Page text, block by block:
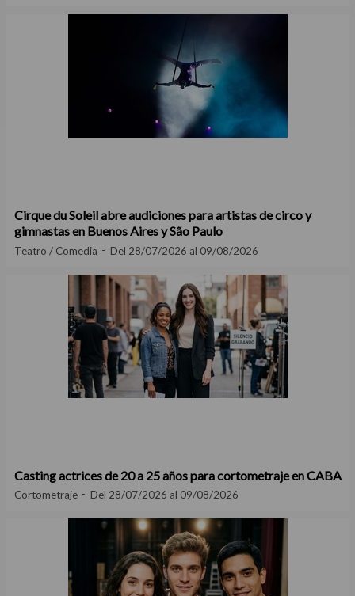
Cirque du Soleil abre audiciones para artistas de circo y
gimnastas en Buenos Aires y São Paulo
Teatro / Comedia Del 28/07/2026 al 09/08/2026
Casting actrices de 20 a 25 años para cortometraje en CABA
Cortometraje Del 28/07/2026 al 09/08/2026